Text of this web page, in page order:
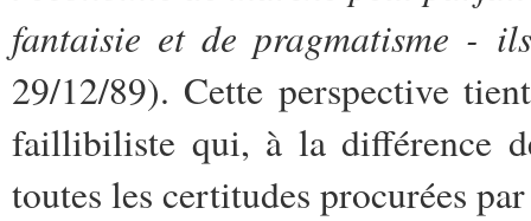
fantaisie et de pragmatisme -
29/12/89). Cette perspective
faillibiliste qui, à la différence
toutes les certitudes procurées